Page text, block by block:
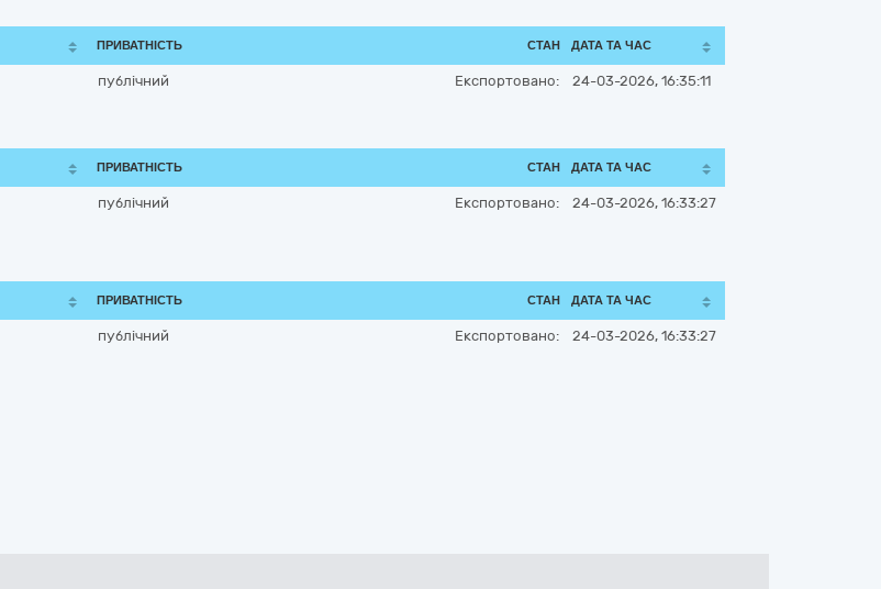
ПРИВАТНІСТЬ СТАН ДАТА ТА ЧАС
публічний Експортовано: 24-03-2026, 16:35:11
ПРИВАТНІСТЬ СТАН ДАТА ТА ЧАС
публічний Експортовано: 24-03-2026, 16:33:27
ПРИВАТНІСТЬ СТАН ДАТА ТА ЧАС
публічний Експортовано: 24-03-2026, 16:33:27